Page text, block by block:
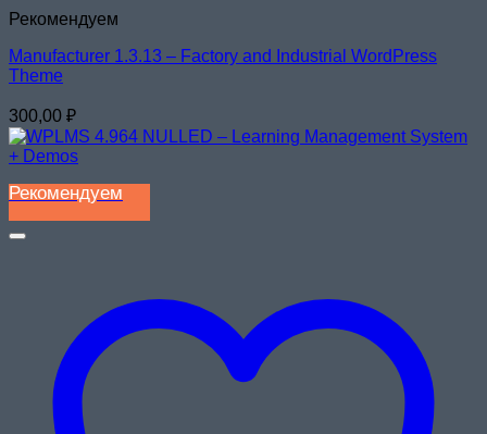
Рекомендуем
Manufacturer 1.3.13 – Factory and Industrial WordPress
Theme
300,00 ₽
Рекомендуем